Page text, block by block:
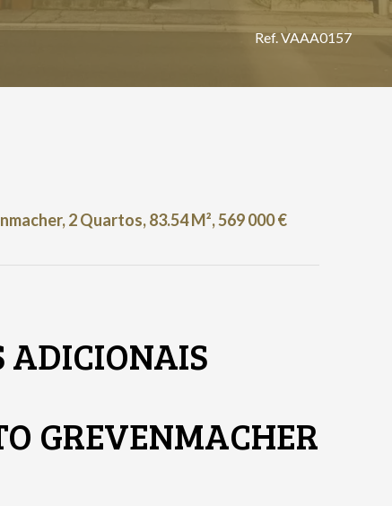
Ref. VAAA0157
2 Quartos, 83.54 M², 569 000 €
ADICIONAIS
GREVENMACHER